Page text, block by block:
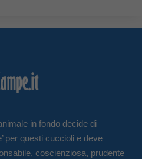
in fondo decide di
per questi cuccioli e deve
coscienziosa, prudente